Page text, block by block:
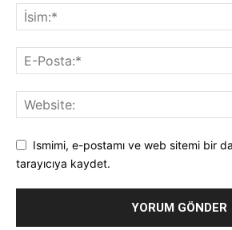
Ismimi, e-postamı ve web sitemi bir
tarayıcıya kaydet.